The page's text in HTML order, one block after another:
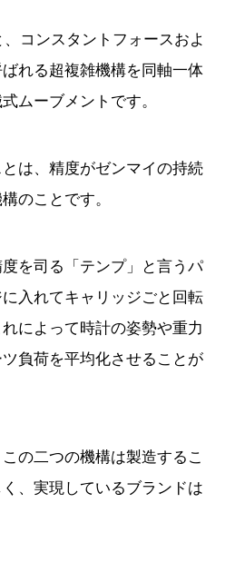
コンスタントフォースおよ
れる超複雑機構を同軸一体
ムーブメントです。
は、精度がゼンマイの持続
のことです。
を司る「テンプ」と言うパ
入れてキャリッジごと回転
によって時計の姿勢や重力
負荷を平均化させることが
の二つの機構は製造するこ
、実現しているブランドは